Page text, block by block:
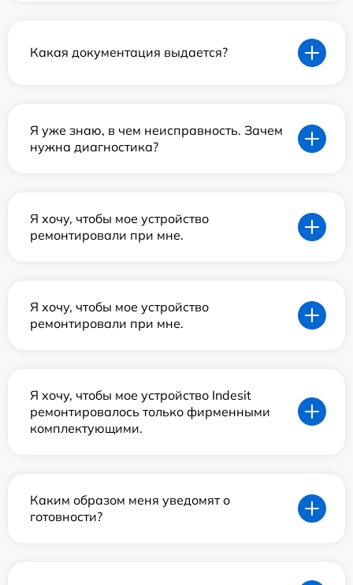
Какая документация выдается?
Я уже знаю, в чем неисправность. Зачем
нужна диагностика?
Я хочу, чтобы мое устройство
ремонтировали при мне.
Я хочу, чтобы мое устройство
ремонтировали при мне.
Я хочу, чтобы мое устройство Indesit
ремонтировалось только фирменными
комплектующими.
Каким образом меня уведомят о
готовности?